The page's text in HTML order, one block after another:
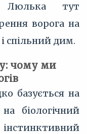
Люлька тут
ворога на
спільний дим.
чому ми
базується на
біологічний